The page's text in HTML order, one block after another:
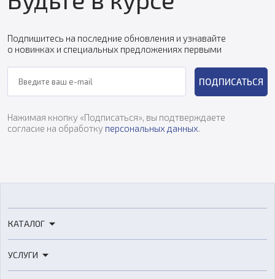
Подпишитесь на последние обновления и узнавайте
о новинках и специальных предложениях первыми
ПОДПИСАТЬСЯ
Нажимая кнопку «Подписаться», вы подтверждаете
согласие на обработку персональных данных.
КАТАЛОГ
3D-сканеры
УСЛУГИ